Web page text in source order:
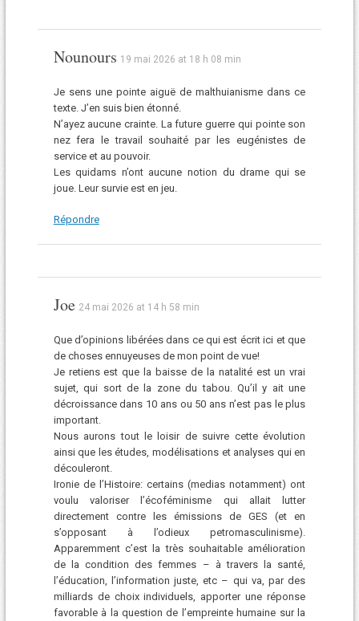
Nounours 19 mai 2026 at 18 h 08 min
Je sens une pointe aiguë de malthuianisme dans ce
texte. J’en suis bien étonné.
N’ayez aucune crainte. La future guerre qui pointe son
nez fera le travail souhaité par les eugénistes de
service et au pouvoir.
Les quidams n’ont aucune notion du drame qui se
joue. Leur survie est en jeu.
Répondre
Joe 24 mai 2026 at 14 h 58 min
Que d’opinions libérées dans ce qui est écrit ici et que
de choses ennuyeuses de mon point de vue!
Je retiens est que la baisse de la natalité est un vrai
sujet, qui sort de la zone du tabou. Qu’il y ait une
décroissance dans 10 ans ou 50 ans n’est pas le plus
important.
Nous aurons tout le loisir de suivre cette évolution
ainsi que les études, modélisations et analyses qui en
découleront.
Ironie de l’Histoire: certains (medias notamment) ont
voulu valoriser l’écoféminisme qui allait lutter
directement contre les émissions de GES (et en
s’opposant à l’odieux petromasculinisme).
Apparemment c’est la très souhaitable amélioration
de la condition des femmes – à travers la santé,
l’éducation, l’information juste, etc – qui va, par des
milliards de choix individuels, apporter une réponse
favorable à la question de l’empreinte humaine sur la